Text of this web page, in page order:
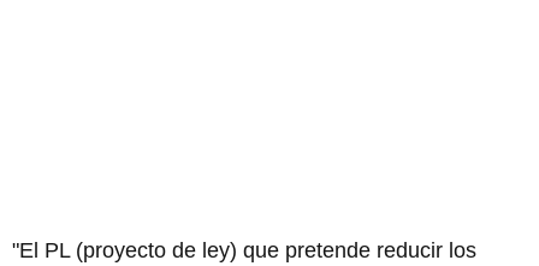
"El PL (proyecto de ley) que pretende reducir los